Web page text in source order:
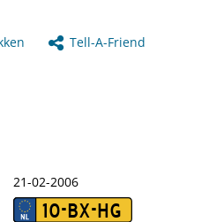
Tell-A-Friend
21-02-2006
10-BX-HG